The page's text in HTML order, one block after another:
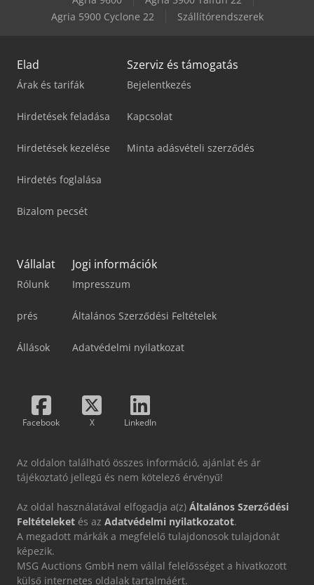
Agria 5900 Cyclone 22
Szállítórendszerek
Elad
Árak és tarifák
Hirdetések feladása
Hirdetések kezelése
Hirdetés foglalása
Bizalom pecsét
Szerviz és támogatás
Bejelentkezés
Kapcsolat
Minta adásvételi szerződés
Vállalat
Rólunk
prés
Állások
Jogi információk
Impresszum
Általános Szerződési Feltételek
Adatvédelmi nyilatkozat
Facebook X LinkedIn
Az oldalon található összes információ, ajánlat és ár
tájékoztató jellegű és nem kötelező érvényű!
Az oldal használatával elfogadja a(z) Általános Szerződési
Feltételeket és az Adatvédelmi nyilatkozatot.
A megadott márkák a megfelelő tulajdonosok tulajdonát
képezik.
MSG Auctions GmbH nem vállal felelősséget a hivatkozott
külső internetes oldalak tartalmáért.